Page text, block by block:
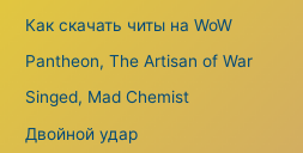
Как скачать читы на WoW
Pantheon, The Artisan of War
Singed, Mad Chemist
Двойной удар